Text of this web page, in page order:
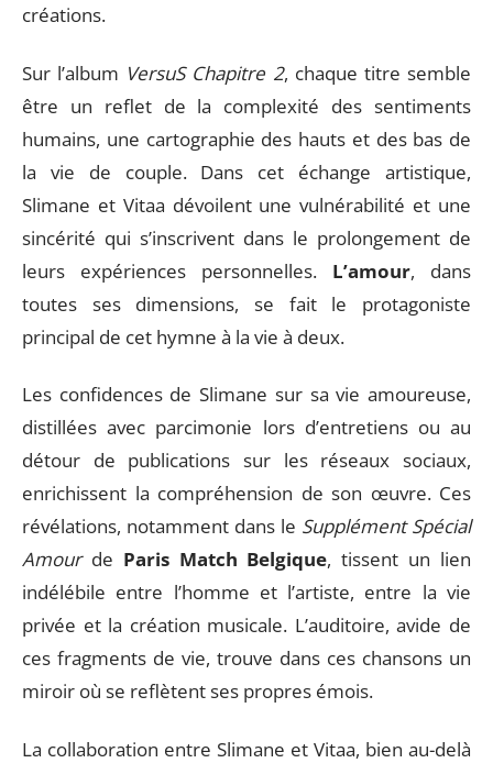
créations.
Sur l’album VersuS Chapitre 2, chaque titre semble
être un reflet de la complexité des sentiments
humains, une cartographie des hauts et des bas de
la vie de couple. Dans cet échange artistique,
Slimane et Vitaa dévoilent une vulnérabilité et une
sincérité qui s’inscrivent dans le prolongement de
leurs expériences personnelles. L’amour, dans
toutes ses dimensions, se fait le protagoniste
principal de cet hymne à la vie à deux.
Les confidences de Slimane sur sa vie amoureuse,
distillées avec parcimonie lors d’entretiens ou au
détour de publications sur les réseaux sociaux,
enrichissent la compréhension de son œuvre. Ces
révélations, notamment dans le Supplément Spécial
Amourde Paris Match Belgique, tissent un lien
indélébile entre l’homme et l’artiste, entre la vie
privée et la création musicale. L’auditoire, avide de
ces fragments de vie, trouve dans ces chansons un
miroir où se reflètent ses propres émois.
La collaboration entre Slimane et Vitaa, bien au-delà